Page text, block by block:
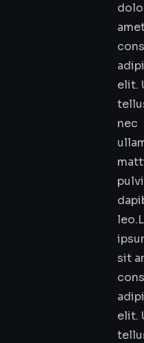
elit.
nec
sit
elit.